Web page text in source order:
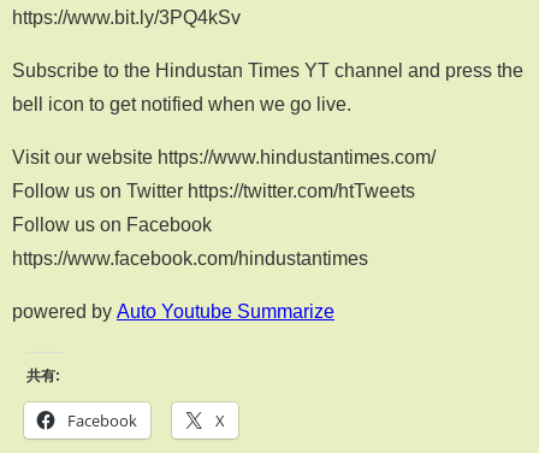
https://www.bit.ly/3PQ4kSv
Subscribe to the Hindustan Times YT channel and press the
bell icon to get notified when we go live.
Visit our website https://www.hindustantimes.com/
Follow us on Twitter https://twitter.com/htTweets
Follow us on Facebook
https://www.facebook.com/hindustantimes
powered by Auto Youtube Summarize
共有:
Facebook X